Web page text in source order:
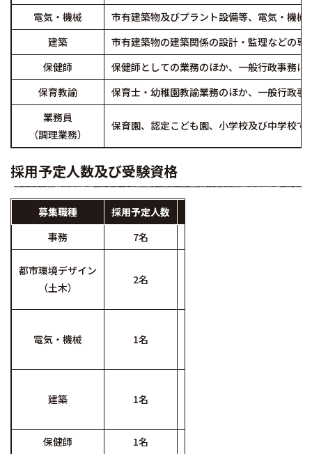
電気・機械
市有建築物及びプラント設備等、電気・機
建築
市有建築物の建築関係の設計・監理などの
保健師
保健師としての業務のほか、一般行政事務に
保育教諭
保育士・幼稚園教諭業務のほか、一般行政事
業務員
（調理業務）
保育園、認定こども園、小学校及び中学校で
採用予定人数及び受験資格
募集職種
採用予定人数
事務
7名
都市環境デザイン
（土木）
2名
電気・機械 1名
建築 1名
保健師
1名